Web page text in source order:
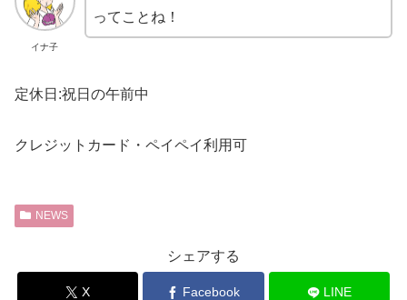
イナ子
ってことね！
定休日:祝日の午前中
クレジットカード・ペイペイ利用可
NEWS
シェアする
X Facebook LINE